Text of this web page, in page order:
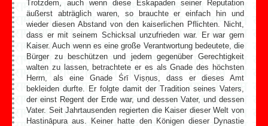
Trotzdem, auch wenn diese Eskapaden seiner Reputation
äußerst abträglich waren, so brauchte er einfach hin und
wieder diesen Abstand von den kaiserlichen Pflichten. Nicht,
dass er mit seinem Schicksal unzufrieden war. Er war gern
Kaiser. Auch wenn es eine große Verantwortung bedeutete, die
Bürger zu beschützen und jedem gegenüber Gerechtigkeit
walten zu lassen, betrachtete er es als Gnade des höchsten
Herrn, als eine Gnade Śrī Viṣṇus, dass er dieses Amt
bekleiden durfte. Er folgte damit der Tradition seines Vaters,
der einst Regent der Erde war, und dessen Vater, und dessen
Vater. Seit Jahrtausenden regierten die Kaiser dieser Welt von
Hastināpura aus. Keiner hatte den Königen dieser Dynastie